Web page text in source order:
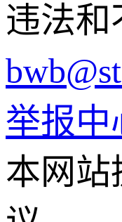
违法和
举报中
本网站